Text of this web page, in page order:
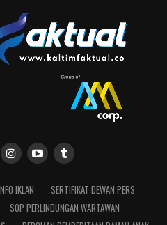
IKLAN
SERTIFIKAT DEWAN PERS
SOP PERLINDUNGAN WARTAWAN